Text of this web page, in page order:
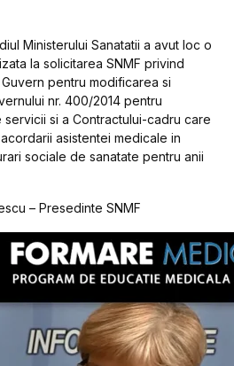
Ministerului Sanatatii a avut loc o
la solicitarea SNMF privind
pentru modificarea si
nr. 400/2014 pentru
si a Contractului-cadru care
asistentei medicale in
sociale de sanatate pentru anii
– Presedinte SNMF